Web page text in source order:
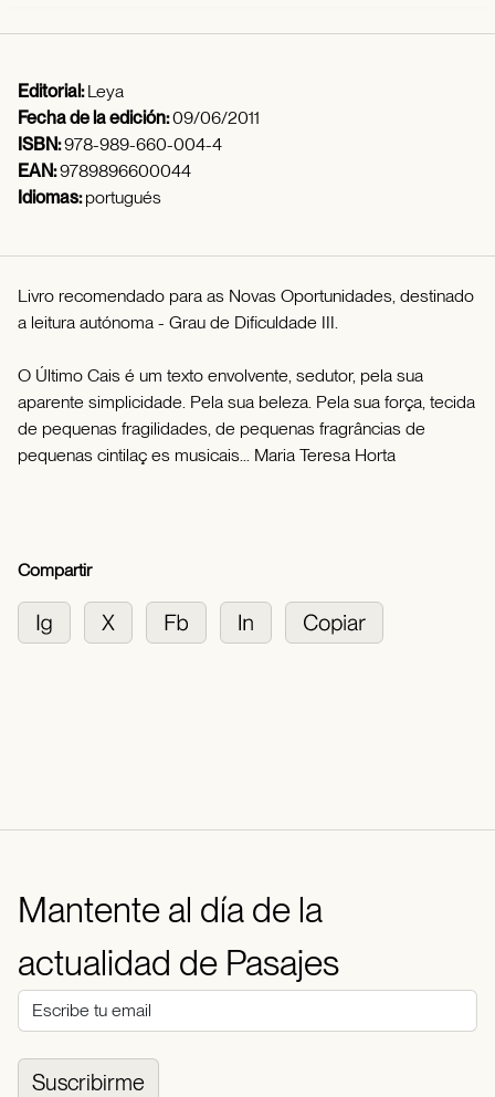
Editorial:Leya
Fecha de la edición:09/06/2011
ISBN:978-989-660-004-4
EAN:9789896600044
Idiomas:portugués
Livro recomendado para as Novas Oportunidades, destinado
a leitura autónoma - Grau de Dificuldade III.
O Último Cais é um texto envolvente, sedutor, pela sua
aparente simplicidade. Pela sua beleza. Pela sua força, tecida
de pequenas fragilidades, de pequenas fragrâncias de
pequenas cintilaç es musicais... Maria Teresa Horta
Compartir
Mantente al día de la
actualidad de Pasajes
Suscribirme